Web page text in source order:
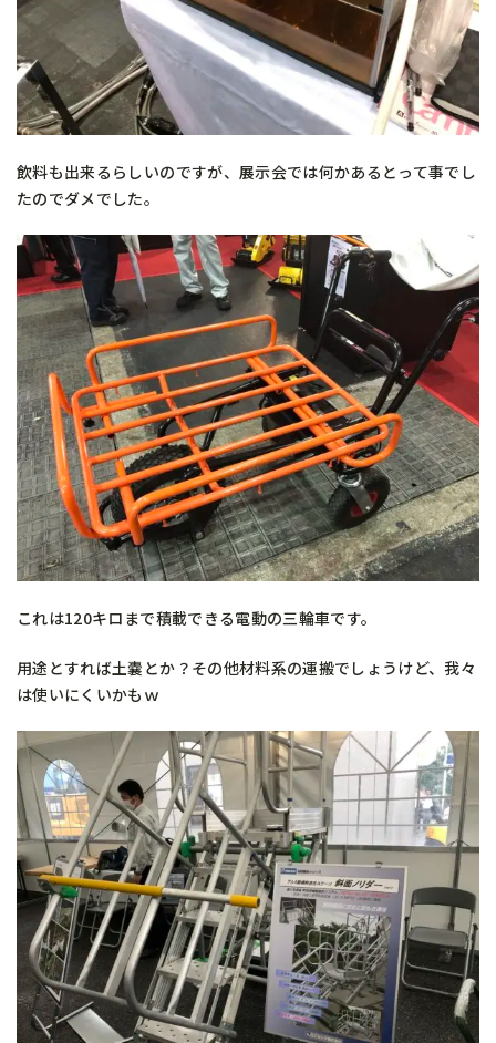
飲料も出来るらしいのですが、展示会では何かあるとって事でし
たのでダメでした。
これは120キロまで積載できる電動の三輪車です。
用途とすれば土嚢とか？その他材料系の運搬でしょうけど、我々
は使いにくいかもｗ